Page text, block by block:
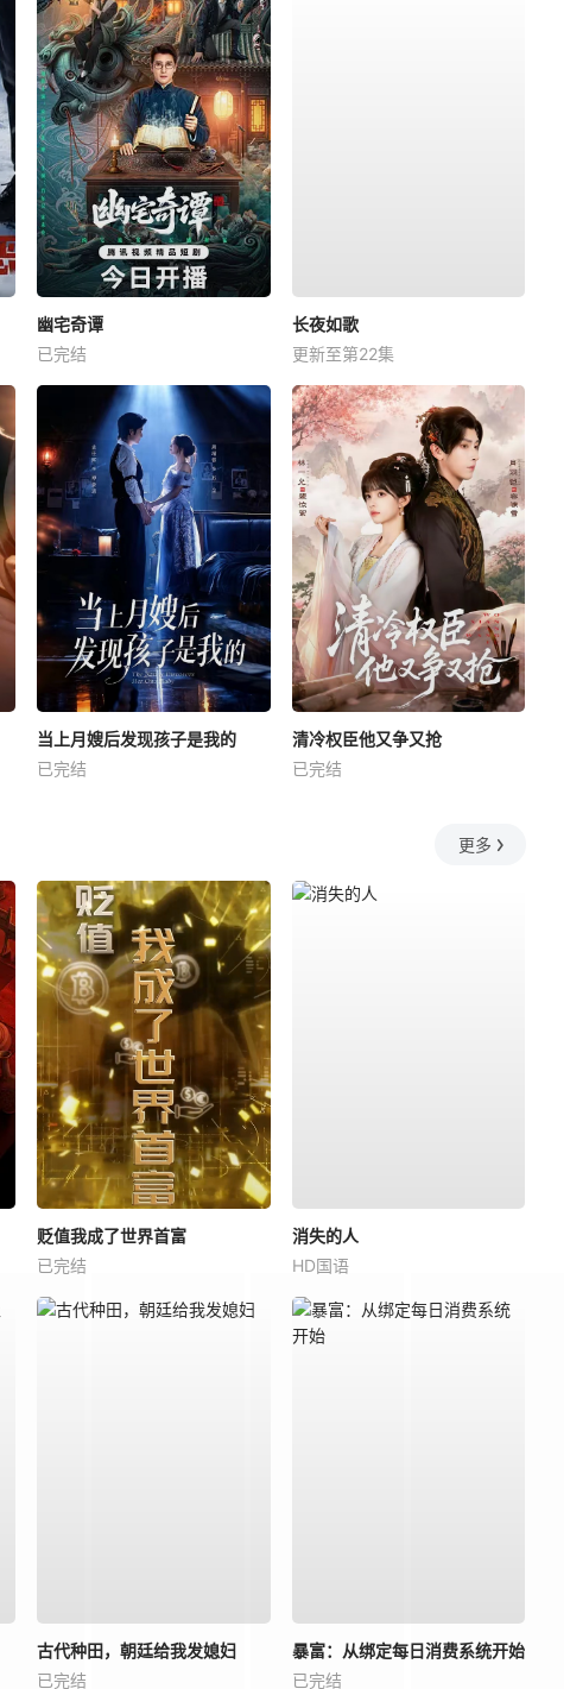
幽宅奇谭
已完结
长夜如歌
更新至第22集
当上月嫂后发现孩子是我的
已完结
清冷权臣他又争又抢
已完结
更多
贬值我成了世界首富
已完结
消失的人
HD国语
古代种田，朝廷给我发媳妇
已完结
暴富：从绑定每日消费系统开始
已完结